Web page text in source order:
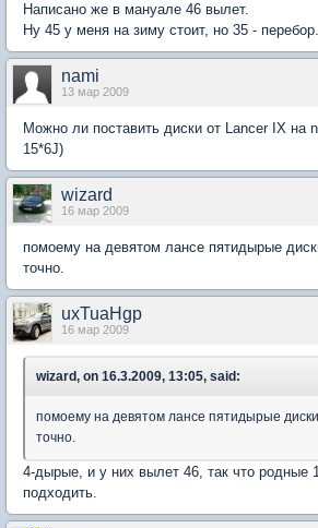
Написано же в мануале 46 вылет.
Ну 45 у меня на зиму стоит, но 35 - перебор.
nami
13 мар 2009
Можно ли поставить диски от Lancer IX на
15*6J)
wizard
16 мар 2009
помоему на девятом лансе пятидырые
точно.
uxTuaHgp
16 мар 2009
wizard, on 16.3.2009, 13:05, said:
помоему на девятом лансе пятидырые
точно.
4-дырые, и у них вылет 46, так что родные
подходить.